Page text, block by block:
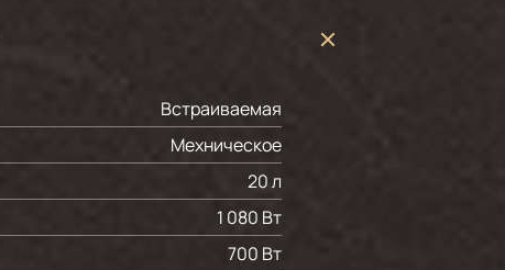
Встраиваемая
Мехническое
20 л
1 080 Вт
700 Вт